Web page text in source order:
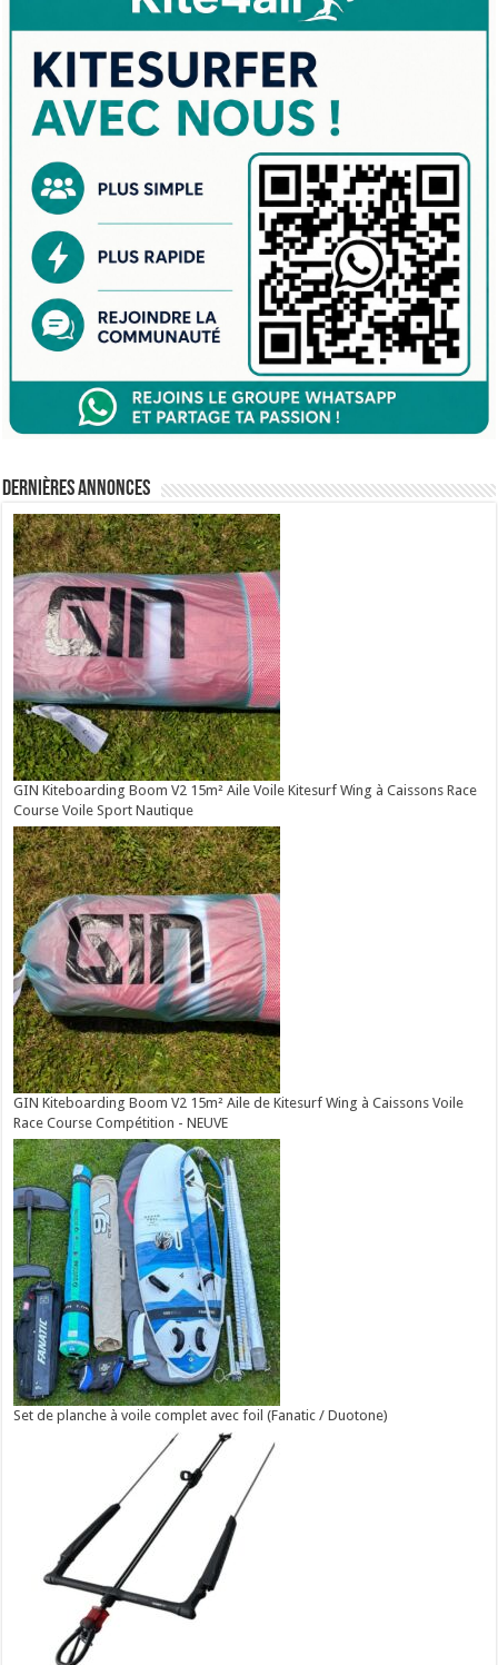
Dernières annonces
GIN Kiteboarding Boom V2 15m² Aile Voile Kitesurf Wing à Caissons Race
Course Voile Sport Nautique
GIN Kiteboarding Boom V2 15m² Aile de Kitesurf Wing à Caissons Voile
Race Course Compétition - NEUVE
Set de planche à voile complet avec foil (Fanatic / Duotone)